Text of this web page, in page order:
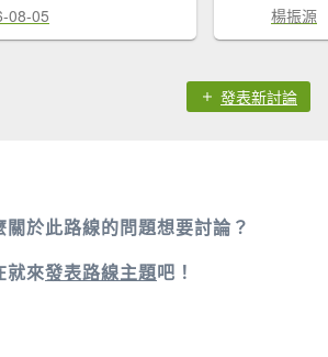
08-05 楊振源
發表新討論
關於此路線的問題想要討論？
就來發表路線主題吧！